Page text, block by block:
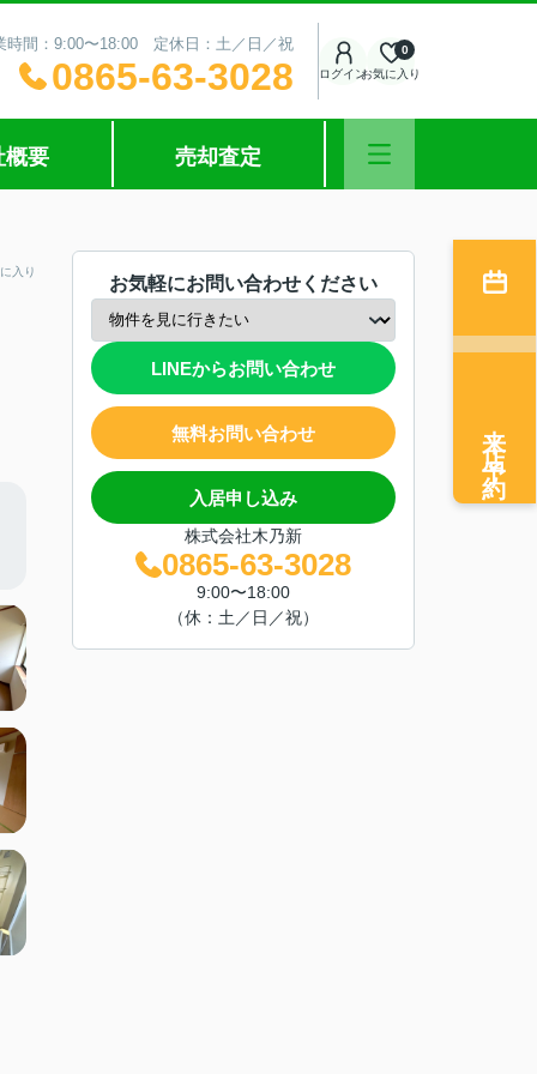
時間：9:00〜18:00 定休日：土／日／祝
0865-63-3028 ログインお気に入り
0
概要 売却査定
入り
お気軽にお問い合わせください
LINEからお問い合わせ
無料お問い合わせ
入居申し込み
株式会社木乃新
0865-63-3028
9:00〜18:00
（休：土／日／祝）
来店予約